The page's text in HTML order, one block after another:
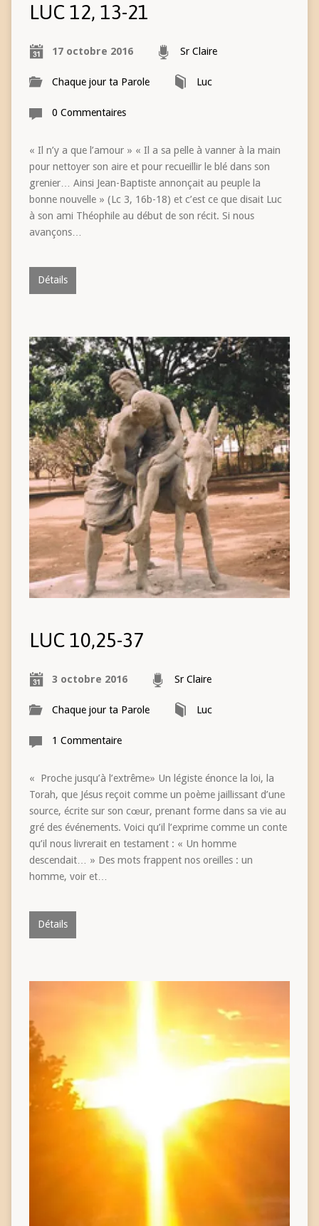
LUC 12, 13-21
17 octobre 2016 Sr Claire
Chaque jour ta Parole Luc
0 Commentaires
« Il n’y a que l’amour » « Il a sa pelle à vanner à la main
pour nettoyer son aire et pour recueillir le blé dans son
grenier… Ainsi Jean-Baptiste annonçait au peuple la
bonne nouvelle » (Lc 3, 16b-18) et c’est ce que disait Luc
à son ami Théophile au début de son récit. Si nous
avançons…
Détails
LUC 10,25-37
3 octobre 2016 Sr Claire
Chaque jour ta Parole Luc
1 Commentaire
« Proche jusqu’à l’extrême» Un légiste énonce la loi, la
Torah, que Jésus reçoit comme un poème jaillissant d’une
source, écrite sur son cœur, prenant forme dans sa vie au
gré des événements. Voici qu’il l’exprime comme un conte
qu’il nous livrerait en testament : « Un homme
descendait… » Des mots frappent nos oreilles : un
homme, voir et…
Détails